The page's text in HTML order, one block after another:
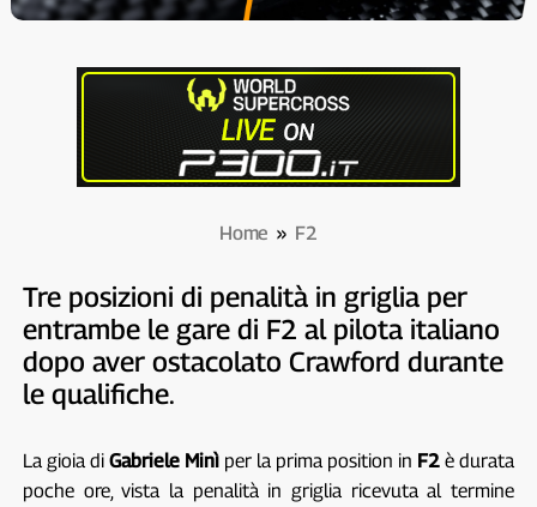
Home » F2
Tre posizioni di penalità in griglia per
entrambe le gare di F2 al pilota italiano
dopo aver ostacolato Crawford durante
le qualifiche.
La gioia di Gabriele Minì per la prima position in F2 è durata
poche ore, vista la penalità in griglia ricevuta al termine